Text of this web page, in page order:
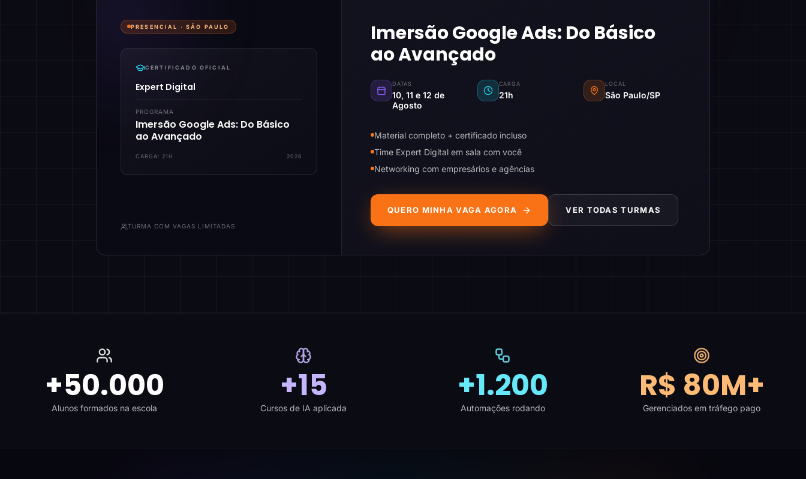
PRESENCIAL ·SÃO PAULO
CERTIFICADO OFICIAL
Expert Digital
PROGRAMA
Imersão Google Ads: Do Básico
ao Avançado
CARGA: 21H 2026
TURMA COM VAGAS LIMITADAS
Imersão Google Ads: Do Básico
ao Avançado
DATAS
10, 11 e 12 de
Agosto
CARGA
21h
LOCAL
São Paulo/SP
Material completo + certificado incluso
Time Expert Digital em sala com você
Networking com empresários e agências
QUERO MINHA VAGA AGORA VER TODAS TURMAS
+50.000
Alunos formados na escola
+15
Cursos de IA aplicada
+1.200
Automações rodando
R$ 80M+
Gerenciados em tráfego pago